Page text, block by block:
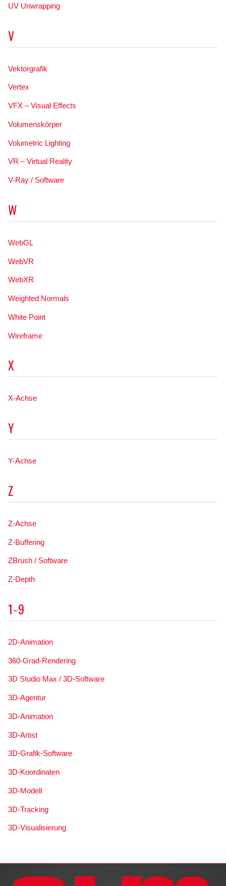
UV Unwrapping
V
Vektorgrafik
Vertex
VFX – Visual Effects
Volumenskörper
Volumetric Lighting
VR – Virtual Reality
V-Ray / Software
W
WebGL
WebVR
WebXR
Weighted Normals
White Point
Wireframe
X
X-Achse
Y
Y-Achse
Z
Z-Achse
Z-Buffering
ZBrush / Software
Z-Depth
1-9
2D-Animation
360-Grad-Rendering
3D Studio Max / 3D-Software
3D-Agentur
3D-Animation
3D-Artist
3D-Grafik-Software
3D-Koordinaten
3D-Modell
3D-Tracking
3D-Visualisierung